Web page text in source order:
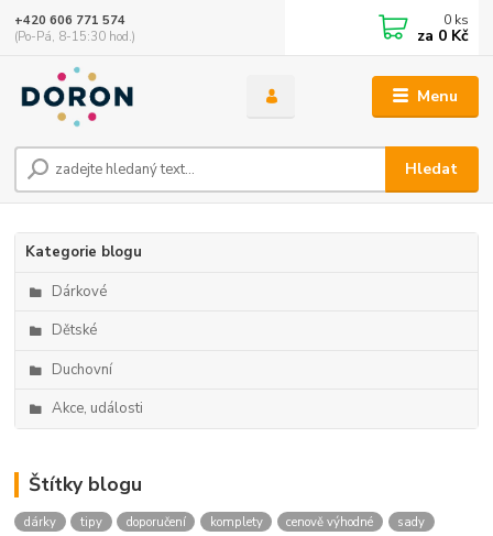
Menu
Hledat
+420 606 771 574
(Po-Pá, 8-15:30 hod.)
0 ks
za 0 Kč
Kategorie blogu
Dárkové
Dětské
Duchovní
Akce, události
Štítky blogu
dárky tipy doporučení komplety cenově výhodné
sady